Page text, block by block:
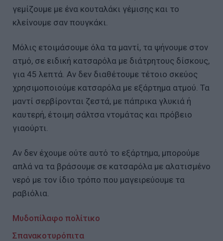
γεμίζουμε με ένα κουταλάκι γέμισης και το
κλείνουμε σαν πουγκάκι.
Μόλις ετοιμάσουμε όλα τα μαντί, τα ψήνουμε στον
ατμό, σε ειδική κατσαρόλα με διάτρητους δίσκους,
για 45 λεπτά. Αν δεν διαθέτουμε τέτοιο σκεύος
χρησιμοποιούμε κατσαρόλα με εξάρτημα ατμού. Τα
μαντί σερβίρονται ζεστά, με πάπρικα γλυκιά ή
καυτερή, έτοιμη σάλτσα ντομάτας και πρόβειο
γιαούρτι.
Αν δεν έχουμε ούτε αυτό το εξάρτημα, μπορούμε
απλά να τα βράσουμε σε κατσαρόλα με αλατισμένο
νερό με τον ίδιο τρόπο που μαγειρεύουμε τα
ραβιόλια.
Μυδοπίλαφο πολίτικο
Σπανακοτυρόπιτα